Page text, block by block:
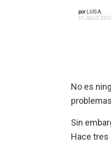
por LUIS A.
17 JULIO
No es
Sin
Hace tres